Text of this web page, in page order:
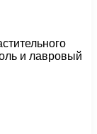
и лавровый